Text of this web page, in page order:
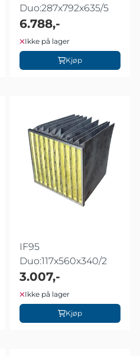
Duo:287x792x635/5
6.788,-
Ikke på lager
Kjøp
IF95
Duo:117x560x340/2
3.007,-
Ikke på lager
Kjøp